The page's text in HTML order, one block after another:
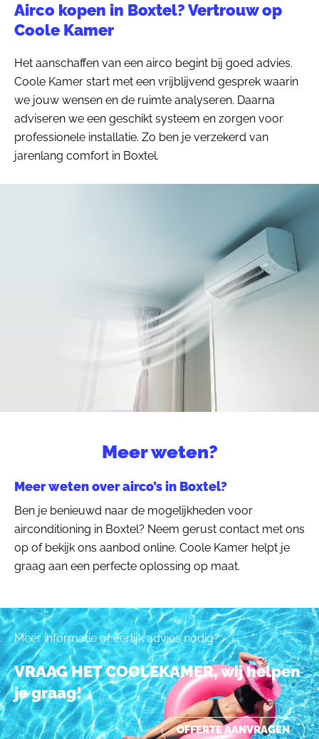
Airco kopen in Boxtel? Vertrouw op
Coole Kamer
Het aanschaffen van een airco begint bij goed advies.
Coole Kamer start met een vrijblijvend gesprek waarin
we jouw wensen en de ruimte analyseren. Daarna
adviseren we een geschikt systeem en zorgen voor
professionele installatie. Zo ben je verzekerd van
jarenlang comfort in Boxtel.
Meer weten?
Meer weten over airco’s in Boxtel?
Ben je benieuwd naar de mogelijkheden voor
airconditioning in Boxtel? Neem gerust contact met ons
op of bekijk ons aanbod online. Coole Kamer helpt je
graag aan een perfecte oplossing op maat.
Meer informatie of eerlijk advies nodig?
VRAAG HET COOLEKAMER, wij helpen
je graag!
OFFERTE AANVRAGEN